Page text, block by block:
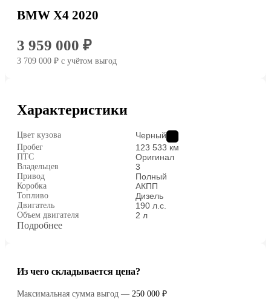
BMW X4 2020
3 959 000 ₽
3 709 000 ₽ c учётом выгод
Характеристики
Цвет кузова Черный
Пробег 123 533 км
ПТС Оригинал
Владельцев 3
Привод Полный
Коробка АКПП
Топливо Дизель
Двигатель 190 л.с.
Объем двигателя 2 л
Подробнее
Из чего складывается цена?
Максимальная сумма выгод — 250 000 ₽